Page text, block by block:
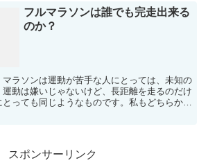
フルマラソンは誰でも完走出来る
のか？
ラソンは運動が苦手な人にとっては、未知の
動は嫌いじゃないけど、長距離を走るのだけ
っても同じようなものです。私もどちらかと
スポンサーリンク